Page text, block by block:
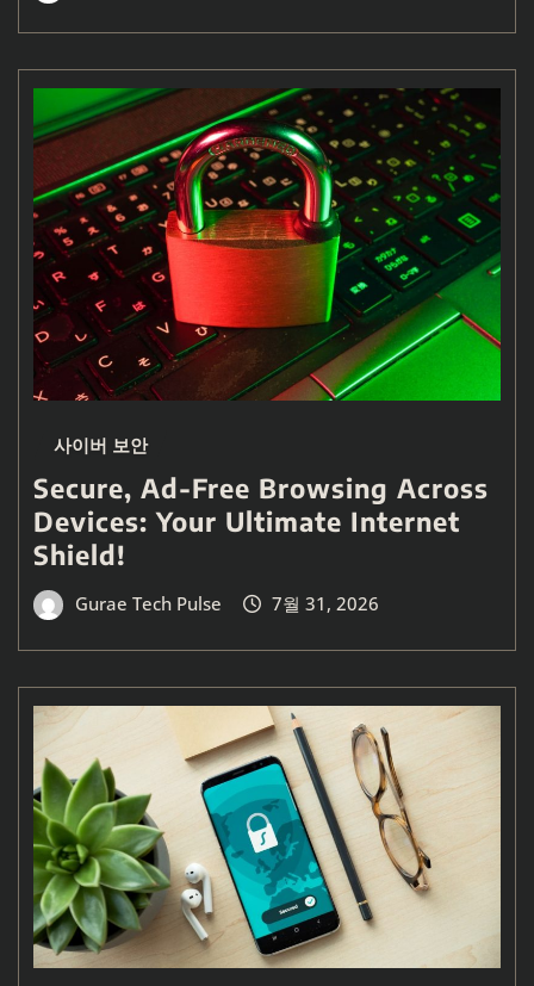
사이버 보안
Secure, Ad-Free Browsing Across
Devices: Your Ultimate Internet
Shield!
Gurae Tech Pulse 7월 31, 2026